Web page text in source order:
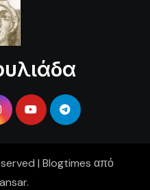
| Blogtimes από
.